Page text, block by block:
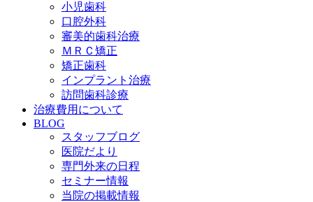
小児歯科
口腔外科
審美的歯科治療
ＭＲＣ矯正
矯正歯科
インプラント治療
訪問歯科診療
治療費用について
BLOG
スタッフブログ
医院だより
専門外来の日程
セミナー情報
当院の掲載情報